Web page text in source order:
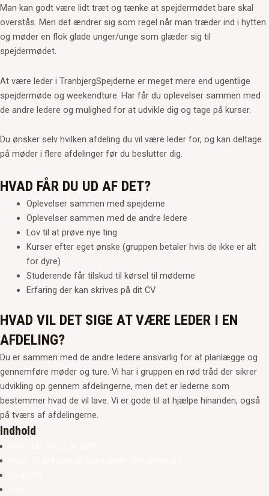
Man kan godt være lidt træt og tænke at spejdermødet bare skal
overstås. Men det ændrer sig som regel når man træder ind i hytten
og møder en flok glade unger/unge som glæder sig til
spejdermødet.
At være leder i TranbjergSpejderne er meget mere end ugentlige
spejdermøde og weekendture. Har får du oplevelser sammen med
de andre ledere og mulighed for at udvikle dig og tage på kurser.
Du ønsker selv hvilken afdeling du vil være leder for, og kan deltage
på møder i flere afdelinger før du beslutter dig.
HVAD FÅR DU UD AF DET?
Oplevelser sammen med spejderne
Oplevelser sammen med de andre ledere
Lov til at prøve nye ting
Kurser efter eget ønske (gruppen betaler hvis de ikke er alt
for dyre)
Studerende får tilskud til kørsel til møderne
Erfaring der kan skrives på dit CV
HVAD VIL DET SIGE AT VÆRE LEDER I EN
AFDELING?
Du er sammen med de andre ledere ansvarlig for at planlægge og
gennemføre møder og ture. Vi har i gruppen en rød tråd der sikrer
udvikling op gennem afdelingerne, men det er lederne som
bestemmer hvad de vil lave. Vi er gode til at hjælpe hinanden, også
på tværs af afdelingerne.
Indhold